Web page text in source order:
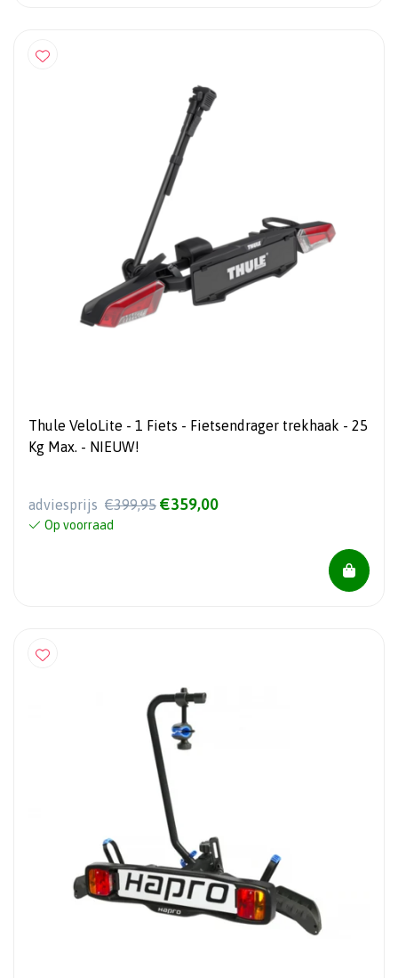
Thule VeloLite - 1 Fiets - Fietsendrager trekhaak - 25
Kg Max. - NIEUW!
adviesprijs €399,95 €359,00
Op voorraad